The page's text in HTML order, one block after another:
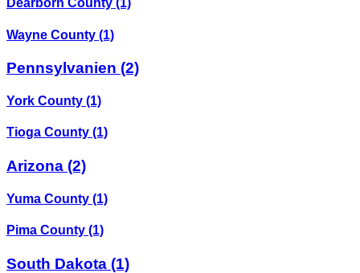
Dearborn County (1)
Wayne County (1)
Pennsylvanien (2)
York County (1)
Tioga County (1)
Arizona (2)
Yuma County (1)
Pima County (1)
South Dakota (1)